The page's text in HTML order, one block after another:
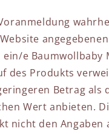
e
des Produkts
Betrag
Wert anbieten.
nicht den